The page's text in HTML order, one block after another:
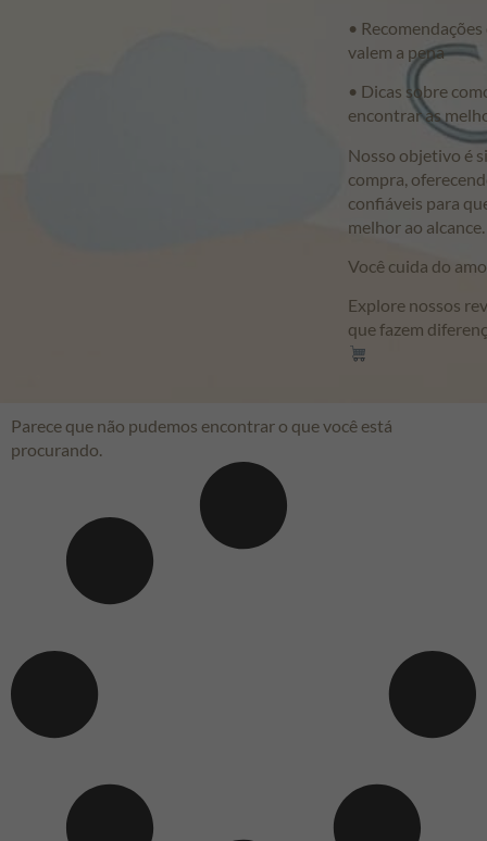
•
valem a pena
• Dicas sobre
encontrar as
Nosso objetivo é
compra,
confiáveis para
melhor ao alcance.
Você cuida do
Explore nossos
que fazem
Parece que não pudemos encontrar o que você está
procurando.